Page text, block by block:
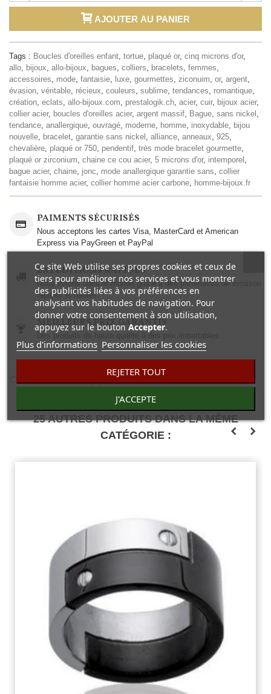
AJOUTER AU PANIER
Tags : Boucles d'oreilles enfant tortue plaqué or, cinq microns d'or,
allo bijoux allo-bijoux bagues colliers bracelets femmes
accessoires
mode fantaisie luxe gourmettes ziconuim or, argent
évasion véritable récieux couleurs sublime tendances romantique
création eclats allo-bijoux.com prestalogik.ch acier, cuir, bijoux acier,
collier acier, boucles d'oreilles acier, argent massif Bague sans nickel
tendance anallergique ouvragé moderne homme inoxydable bijou
nouvelle bracelet garantie sans nickel alliance anneaux 925
chevalière plaqué or 750 pendentif très mode bracelet gourmette
plaqué or zirconium chaine ce cou acier, 5 microns d'or, intemporel
bague acier, chaine jonc mode anallergique garantie sans collier
fantaisie homme acier, collier homme acier carbone homme-bijoux.fr
PAIMENTS SÉCURISÉS
Nous acceptons les cartes Visa, MasterCard et American
Express via PayGreen et PayPal
EXPEDITIONS RAPIDES
Nous livrons dans le monde grâce à des partenaires de livraison
rapides et fiables.
MEILLEURS PRIX GARANTIS
Des produits de haute qualité à des prix imbattables..
25 AUTRES PRODUITS DANS LA MÊME
CATÉGORIE :
Ce site Web utilise ses propres cookies et ceux de
tiers pour améliorer nos services et vous montrer
des publicités liées à vos préférences en
analysant vos habitudes de navigation. Pour
donner votre consentement à son utilisation,
appuyez sur le bouton Accepter.
Plus d'informations Personnaliser les cookies
REJETER TOUT
J'ACCEPTE